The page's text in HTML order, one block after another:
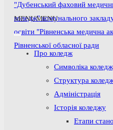
MENUMENU
Про коледж
Символіка
Структура
Адміністрація
Історія коледжу
Етапи